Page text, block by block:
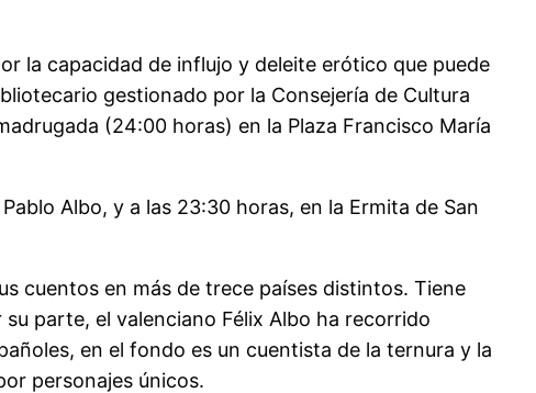
la capacidad de influjo y deleite erótico que puede
gestionado por la Consejería de Cultura
(24:00 horas) en la Plaza Francisco María
Albo, y a las 23:30 horas, en la Ermita de San
cuentos en más de trece países distintos. Tiene
parte, el valenciano Félix Albo ha recorrido
en el fondo es un cuentista de la ternura y la
personajes únicos.